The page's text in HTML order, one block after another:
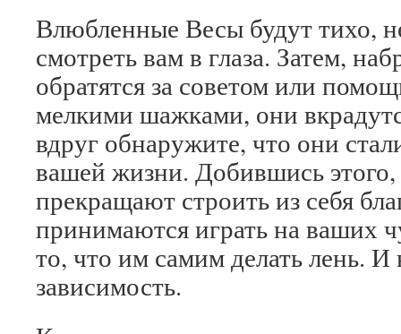
Влюбленные Весы будут тихо,
смотреть вам в глаза. Затем,
обратятся за советом или
мелкими шажками, они
вдруг обнаружите, что они
вашей жизни. Добившись
прекращают строить из себя
принимаются играть на ваших
то, что им самим делать лень. И
зависимость.